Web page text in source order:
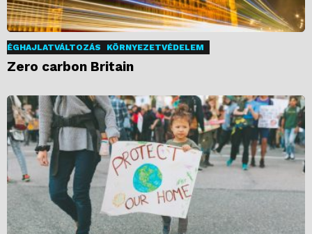
ÉGHAJLATVÁLTOZÁS KÖRNYEZETVÉDELEM
Zero carbon Britain